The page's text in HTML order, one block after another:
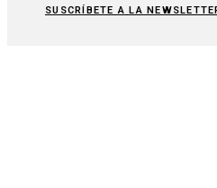
SUSCRÍBETE A LA